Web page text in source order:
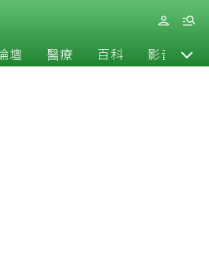
壇 醫療 百科 影音